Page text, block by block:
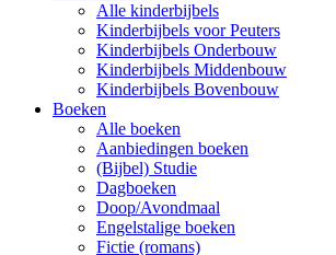
Alle kinderbijbels
Kinderbijbels voor Peuters
Kinderbijbels Onderbouw
Kinderbijbels Middenbouw
Kinderbijbels Bovenbouw
Boeken
Alle boeken
Aanbiedingen boeken
(Bijbel) Studie
Dagboeken
Doop/Avondmaal
Engelstalige boeken
Fictie (romans)